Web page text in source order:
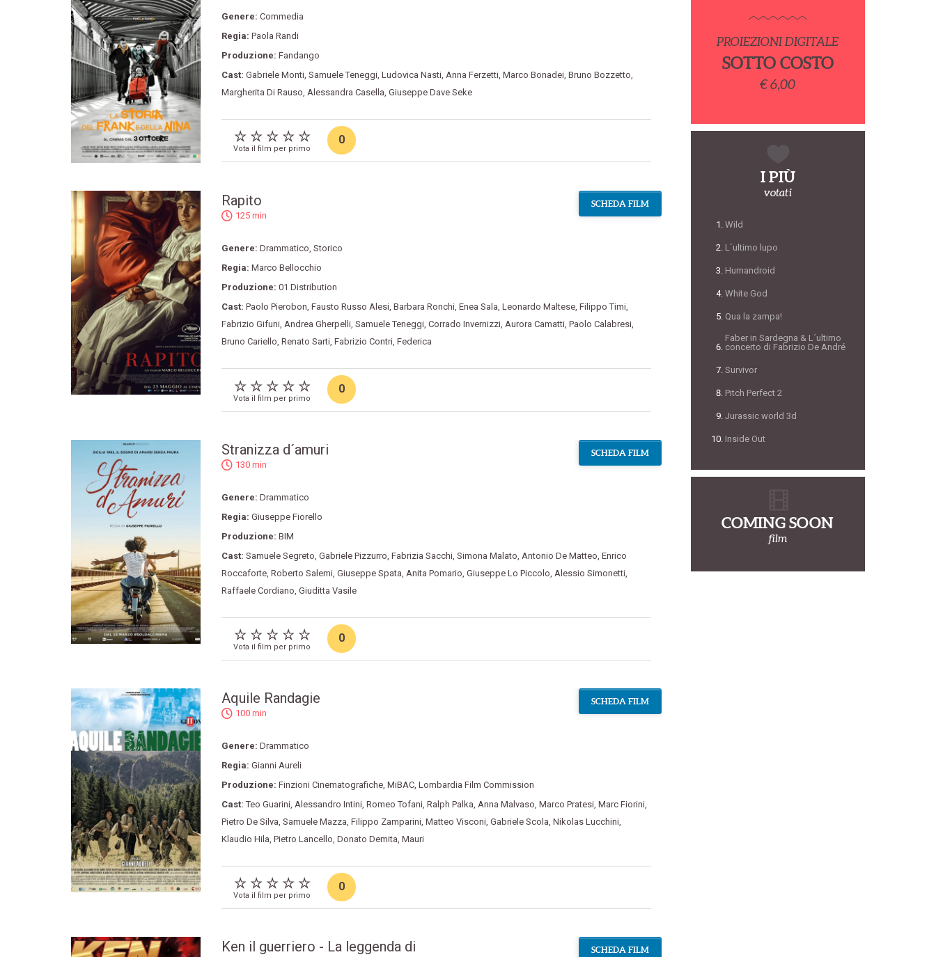
Genere: Commedia
Regia: Paola Randi
Produzione: Fandango
Cast: Gabriele Monti, Samuele Teneggi, Ludovica Nasti, Anna Ferzetti, Marco Bonadei, Bruno Bozzetto,
Margherita Di Rauso, Alessandra Casella, Giuseppe Dave Seke
Vota il film per primo
0
Rapito
125 min
Genere: Drammatico, Storico
Regia: Marco Bellocchio
Produzione: 01 Distribution
Cast: Paolo Pierobon, Fausto Russo Alesi, Barbara Ronchi, Enea Sala, Leonardo Maltese, Filippo Timi,
Fabrizio Gifuni, Andrea Gherpelli, Samuele Teneggi, Corrado Invernizzi, Aurora Camatti, Paolo Calabresi,
Bruno Cariello, Renato Sarti, Fabrizio Contri, Federica
SCHEDA FILM
Vota il film per primo
0
Stranizza d´amuri
130 min
Genere: Drammatico
Regia: Giuseppe Fiorello
Produzione: BIM
Cast: Samuele Segreto Gabriele Pizzurro Fabrizia Sacchi, Simona Malato Antonio De Matteo Enrico
Roccaforte, Roberto Salemi, Giuseppe Spata Anita Pomario Giuseppe Lo Piccolo Alessio Simonetti,
Raffaele Cordiano Giuditta Vasile
SCHEDA FILM
Vota il film per primo
0
Aquile Randagie
100 min
Genere: Drammatico
Regia: Gianni Aureli
Produzione: Finzioni Cinematografiche, MiBAC, Lombardia Film Commission
Cast:Teo Guarini, Alessandro Intini, Romeo Tofani, Ralph Palka Anna Malvaso Marco Pratesi, Marc Fiorini,
Pietro De Silva Samuele Mazza Filippo Zamparini, Matteo Visconi, Gabriele Scola Nikolas Lucchini,
Klaudio Hila Pietro Lancello Donato Demita Mauri
SCHEDA FILM
Vota il film per primo
0
Ken il guerriero - La leggenda di
SCHEDA FILM
PROIEZIONI DIGITALE
SOTTO COSTO
€ 6,00
I PIÙ
votati
Wild
L´ultimo lupo
Humandroid
White God
Qua la zampa!
Faber in Sardegna & L´ultimo
concerto di Fabrizio De André
Survivor
Pitch Perfect 2
Jurassic world 3d
Inside Out
COMING SOON
film